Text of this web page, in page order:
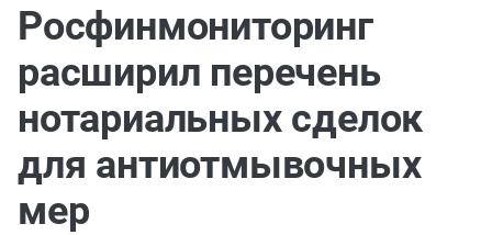
07.08
Важно
отношений #новости
Росфинмониторинг
расширил перечень
нотариальных сделок
для антиотмывочных
мер